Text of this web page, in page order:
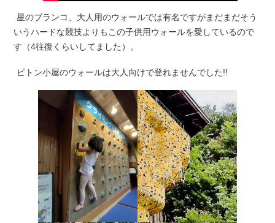
星のブランコ、大人用のウォールでは有名ですがまだまだそう
いうハードな競技よりもこの子供用ウォールを愛しているので
す（4往復くらいしてました）。
ピトン小屋のウォールは大人向けで登れませんでした!!